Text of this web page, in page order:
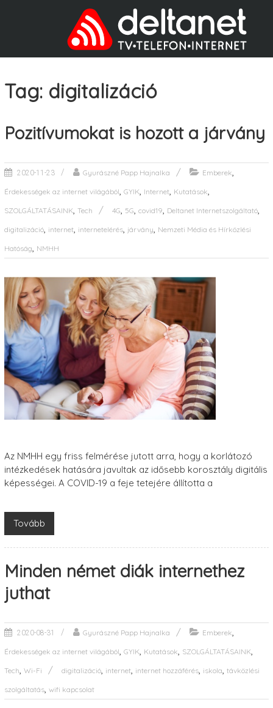
Tag: digitalizáció
Pozitívumokat is hozott a járvány
2020-11-23 Gyurászné Papp Hajnalka Emberek,
Érdekességek az internet világából, GYIK, Internet, Kutatások,
SZOLGÁLTATÁSAINK, Tech 4G, 5G, covid19, Deltanet Internetszolgáltató,
digitalizáció, internet, internetelérés, járvány, Nemzeti Média és Hírközlési
Hatóság, NMHH
Az NMHH egy friss felmérése jutott arra, hogy a korlátozó
intézkedések hatására javultak az idősebb korosztály digitális
képességei. A COVID-19 a feje tetejére állította a
Tovább
Minden német diák internethez
juthat
2020-08-31 Gyurászné Papp Hajnalka Emberek
Érdekességek az internet világából GYIK Kutatások SZOLGÁLTATÁSAINK
Tech Wi-Fi digitalizáció, internet, internet hozzáférés, iskola távközlési
szolgáltatás, wifi kapcsolat